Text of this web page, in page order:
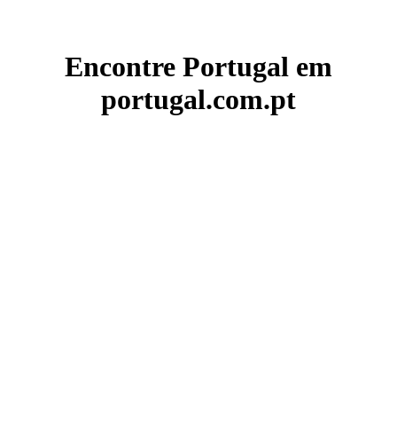
Encontre Portugal em
portugal.com.pt